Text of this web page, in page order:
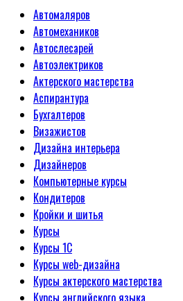
Автомаляров
Автомехаников
Автослесарей
Автоэлектриков
Актерского мастерства
Аспирантура
Бухгалтеров
Визажистов
Дизайна интерьера
Дизайнеров
Компьютерные курсы
Кондитеров
Кройки и шитья
Курсы
Курсы 1С
Курсы web-дизайна
Курсы актерского мастерства